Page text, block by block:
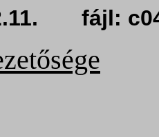
fájl: